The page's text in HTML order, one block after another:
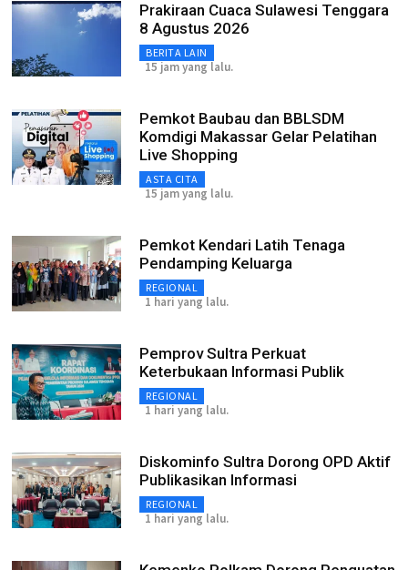
Prakiraan Cuaca Sulawesi Tenggara
8 Agustus 2026
BERITA LAIN
15 jam yang lalu.
Pemkot Baubau dan BBLSDM
Komdigi Makassar Gelar Pelatihan
Live Shopping
ASTA CITA
15 jam yang lalu.
Pemkot Kendari Latih Tenaga
Pendamping Keluarga
REGIONAL
1 hari yang lalu.
Pemprov Sultra Perkuat
Keterbukaan Informasi Publik
REGIONAL
1 hari yang lalu.
Diskominfo Sultra Dorong OPD Aktif
Publikasikan Informasi
REGIONAL
1 hari yang lalu.